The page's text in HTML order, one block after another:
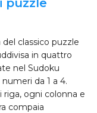
puzzle
classico puzzle
in quattro
nel Sudoku
da 1 a 4.
riga, ogni colonna e
compaia